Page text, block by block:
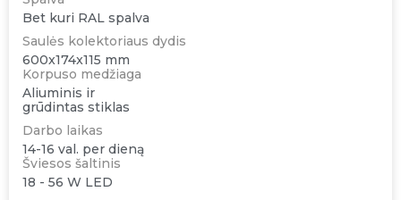
Bet kuri RAL spalva
Saulės kolektoriaus dydis
600x174x115 mm
Korpuso medžiaga
Aliuminis ir
grūdintas stiklas
Darbo laikas
14-16 val. per dieną
Šviesos šaltinis
18 - 56 W LED